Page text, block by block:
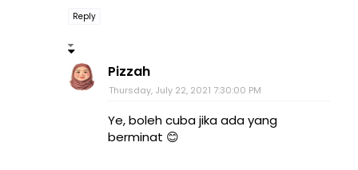
Reply
Pizzah
Thursday, July 22, 2021 7:30:00 PM
Ye, boleh cuba jika ada yang
berminat 😊